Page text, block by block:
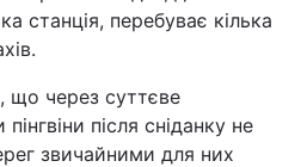
станція, перебуває кілька
що через суттєве
після сніданку не
звичайними для них